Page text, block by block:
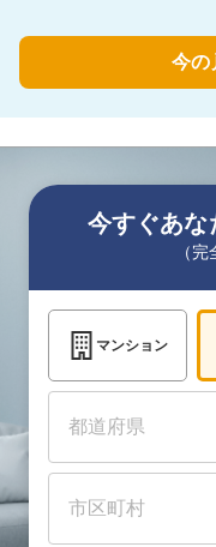
今の
今すぐあな
（
マンション